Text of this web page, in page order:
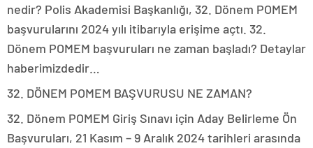
nedir? Polis Akademisi Başkanlığı, 32. Dönem POMEM
başvurularını 2024 yılı itibarıyla erişime açtı. 32.
Dönem POMEM başvuruları ne zaman başladı? Detaylar
haberimizdedir…
32. DÖNEM POMEM BAŞVURUSU NE ZAMAN?
32. Dönem POMEM Giriş Sınavı için Aday Belirleme Ön
Başvuruları, 21 Kasım – 9 Aralık 2024 tarihleri arasında